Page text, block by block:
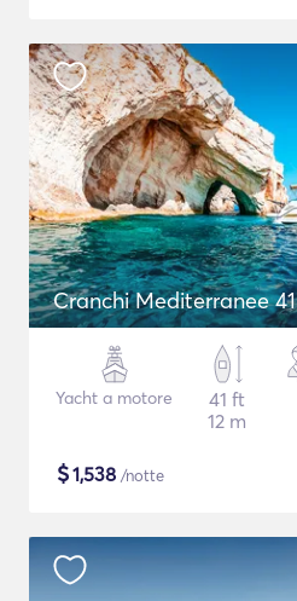
Cranchi Mediterranee 41
Yacht a motore
41 ft
12 m
$1,538 /notte